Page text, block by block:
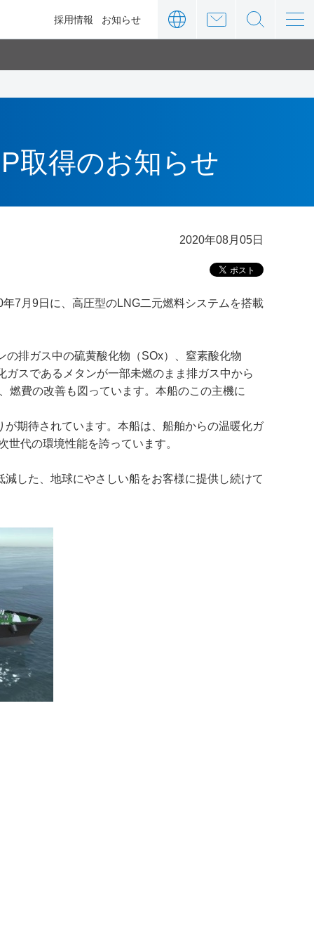
採用情報 お知らせ
取得のお知らせ
2020年08月05日
7月9日に、高圧型のLNG二元燃料システムを搭載
排ガス中の硫黄酸化物（SOx）、窒素酸化物
スであるメタンが一部未燃のまま排ガス中から
燃費の改善も図っています。本船のこの主機に
期待されています。本船は、船舶からの温暖化ガ
代の環境性能を誇っています。
した、地球にやさしい船をお客様に提供し続けて